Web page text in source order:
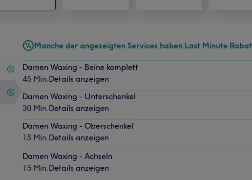
Manche der angezeigten Services haben Last Minute
Damen Waxing - Beine komplett
45 Min.Details anzeigen
Damen Waxing - Unterschenkel
30 Min.Details anzeigen
Damen Waxing - Oberschenkel
15 Min.Details anzeigen
Damen Waxing - Achseln
15 Min.Details anzeigen